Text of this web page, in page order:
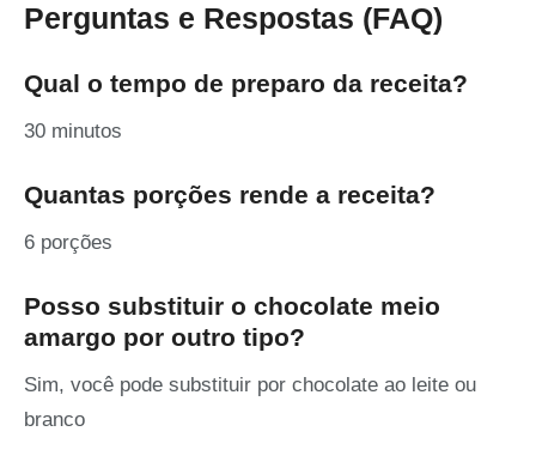
Perguntas e Respostas (FAQ)
Qual o tempo de preparo da receita?
30 minutos
Quantas porções rende a receita?
6 porções
Posso substituir o chocolate meio
amargo por outro tipo?
Sim, você pode substituir por chocolate ao leite ou
branco